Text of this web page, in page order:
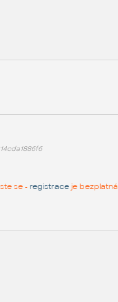
se - registraceje bezplatná.